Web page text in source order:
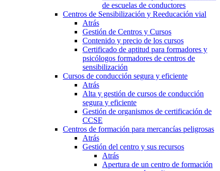
de escuelas de conductores
Centros de Sensibilización y Reeducación vial
Atrás
Gestión de Centros y Cursos
Contenido y precio de los cursos
Certificado de aptitud para formadores y
psicólogos formadores de centros de
sensibilización
Cursos de conducción segura y eficiente
Atrás
Alta y gestión de cursos de conducción
segura y eficiente
Gestión de organismos de certificación de
CCSE
Centros de formación para mercancías peligrosas
Atrás
Gestión del centro y sus recursos
Atrás
Apertura de un centro de formación